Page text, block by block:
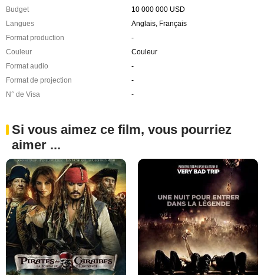
Budget
10 000 000 USD
Langues
Anglais, Français
Format production
-
Couleur
Couleur
Format audio
-
Format de projection
-
N° de Visa
-
Si vous aimez ce film, vous pourriez
aimer ...